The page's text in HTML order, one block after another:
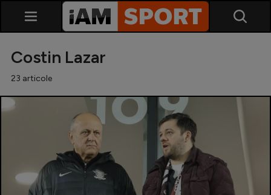
SuperLiga
Liga 2
Costin Lazar
23 articole